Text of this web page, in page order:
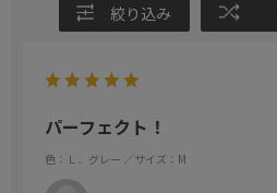
絞り込み
パーフェクト！
色：Ｌ．グレー ／サイズ：M